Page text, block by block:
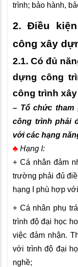
trình; bảo hành,
2. Điều
công xây
2.1. Có đủ
dựng công
công trình
– Tổ chức tham
công trình phải
với các hạng
♣ Hạng I:
+ Cá nhân đảm
trường phải đủ
hạng I phù hợp
+ Cá nhân phụ
trình độ đại học
việc đảm nhận.
với trình độ đại
nghề;